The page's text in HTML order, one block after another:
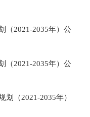
（2021-2035年）公
（2021-2035年）公
划（2021-2035年）